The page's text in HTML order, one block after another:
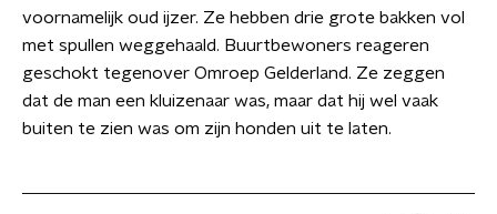
voornamelijk oud ijzer. Ze hebben drie grote bakken vol
met spullen weggehaald. Buurtbewoners reageren
geschokt tegenover Omroep Gelderland. Ze zeggen
dat de man een kluizenaar was, maar dat hij wel vaak
buiten te zien was om zijn honden uit te laten.